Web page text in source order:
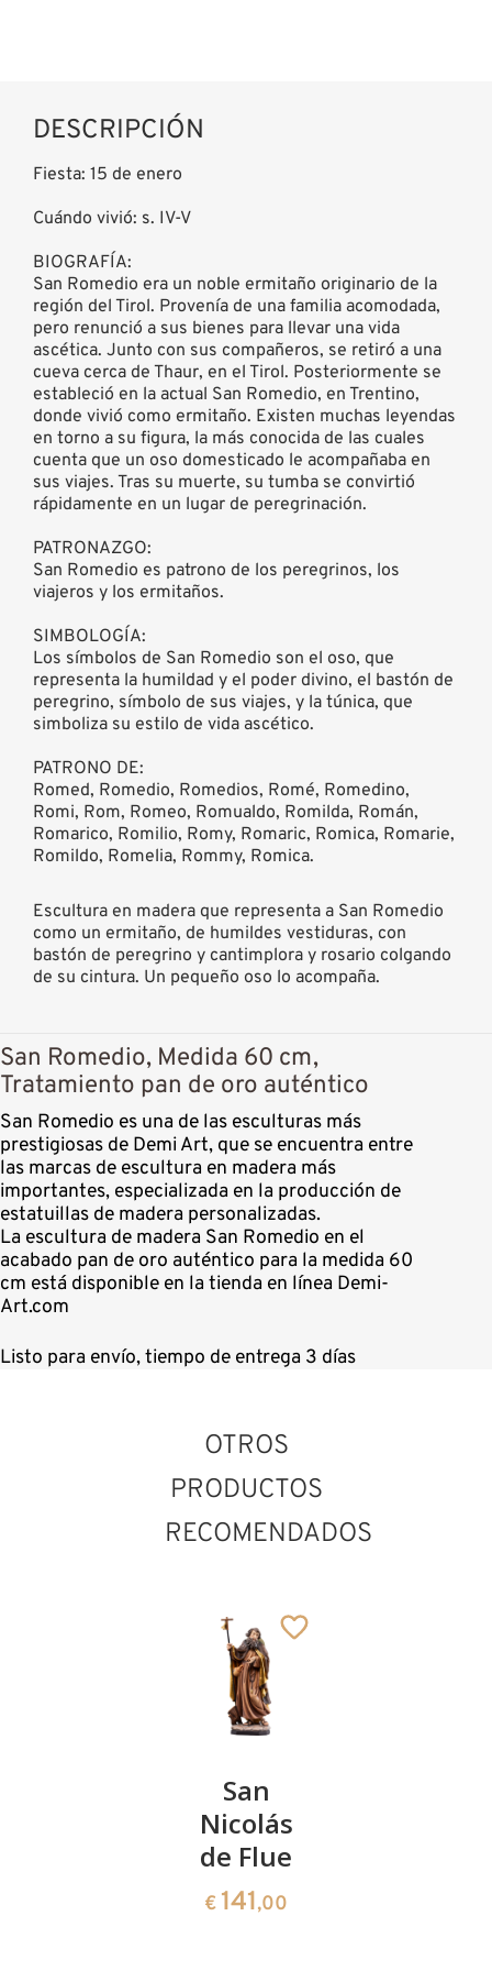
DESCRIPCIÓN
Fiesta: 15 de enero
Cuándo vivió: s. IV-V
BIOGRAFÍA:
San Romedio era un noble ermitaño originario de la
región del Tirol. Provenía de una familia acomodada,
pero renunció a sus bienes para llevar una vida
ascética. Junto con sus compañeros, se retiró a una
cueva cerca de Thaur, en el Tirol. Posteriormente se
estableció en la actual San Romedio, en Trentino,
donde vivió como ermitaño. Existen muchas leyendas
en torno a su figura, la más conocida de las cuales
cuenta que un oso domesticado le acompañaba en
sus viajes. Tras su muerte, su tumba se convirtió
rápidamente en un lugar de peregrinación.
PATRONAZGO:
San Romedio es patrono de los peregrinos, los
viajeros y los ermitaños.
SIMBOLOGÍA:
Los símbolos de San Romedio son el oso, que
representa la humildad y el poder divino, el bastón de
peregrino, símbolo de sus viajes, y la túnica, que
simboliza su estilo de vida ascético.
PATRONO DE:
Romed, Romedio, Romedios, Romé, Romedino,
Romi, Rom, Romeo, Romualdo, Romilda, Román,
Romarico, Romilio, Romy, Romaric, Romica, Romarie,
Romildo, Romelia, Rommy, Romica.
Escultura en madera que representa a San Romedio
como un ermitaño, de humildes vestiduras, con
bastón de peregrino y cantimplora y rosario colgando
de su cintura. Un pequeño oso lo acompaña.
San Romedio, Medida 60 cm,
Tratamiento pan de oro auténtico
San Romedio es una de las esculturas más
prestigiosas de Demi Art, que se encuentra entre
las marcas de escultura en madera más
importantes, especializada en la producción de
estatuillas de madera personalizadas.
La escultura de madera San Romedio en el
acabado pan de oro auténtico para la medida 60
cm está disponible en la tienda en línea Demi-
Art.com
Listo para envío, tiempo de entrega 3 días
OTROS
PRODUCTOS
RECOMENDADOS
San
Nicolás
de Flue
€ 141,00